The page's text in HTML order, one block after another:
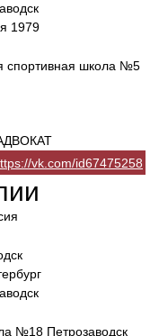
1979
спортивная школа №5
vk.com/id67475258
№18 Петрозаводск